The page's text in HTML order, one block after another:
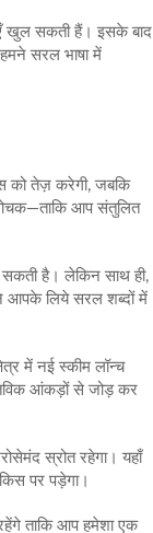
खुल सकती हैं। इसके बाद
सरल भाषा में
को तेज़ करेगी, जबकि
आप संतुलित
सकती है। लेकिन साथ ही,
आपके लिये सरल शब्दों में
में नई स्कीम लॉन्च
आंकड़ों से जोड़ कर
स्रोत रहेगा। यहाँ
पर पड़ेगा।
ताकि आप हमेशा एक